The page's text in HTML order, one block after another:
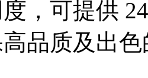
，可提供
品质及出